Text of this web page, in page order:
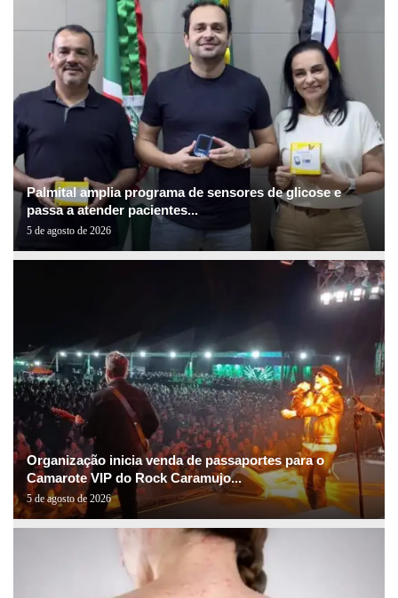
Palmital amplia programa de sensores de glicose e
passa a atender pacientes...
5 de agosto de 2026
Organização inicia venda de passaportes para o
Camarote VIP do Rock Caramujo...
5 de agosto de 2026